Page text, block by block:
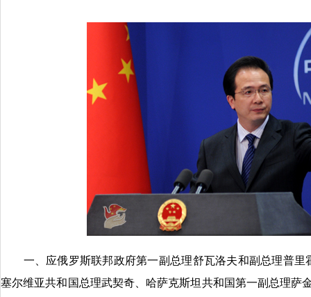
一、应俄罗斯联邦政府第一副总理舒瓦洛夫和副总理普里
塞尔维亚共和国总理武契奇、哈萨克斯坦共和国第一副总理萨